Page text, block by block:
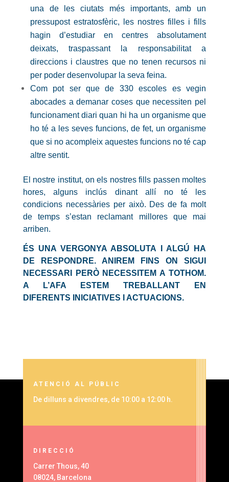
una de les ciutats més importants, amb un
pressupost estratosfèric, les nostres filles i fills
hagin d’estudiar en centres absolutament
deixats, traspassant la responsabilitat a
direccions i claustres que no tenen recursos ni
per poder desenvolupar la seva feina.
Com pot ser que de 330 escoles es vegin
abocades a demanar coses que necessiten pel
funcionament diari quan hi ha un organisme que
ho té a les seves funcions, de fet, un organisme
que si no acompleix aquestes funcions no té cap
altre sentit.
El nostre institut, on els nostres fills passen moltes
hores, alguns inclús dinant allí no té les
condicions necessàries per això. Des de fa molt
de temps s’estan reclamant millores que mai
arriben.
ÉS UNA VERGONYA ABSOLUTA I ALGÚ HA
DE RESPONDRE. ANIREM FINS ON SIGUI
NECESSARI PERÒ NECESSITEM A TOTHOM.
A L’AFA ESTEM TREBALLANT EN
DIFERENTS INICIATIVES I ACTUACIONS.
ATENCIÓ AL PÚBLIC
De dilluns a divendres, de 10:00 a 12:00 h.
DIRECCIÓ
Carrer Thous, 40
08024, Barcelona